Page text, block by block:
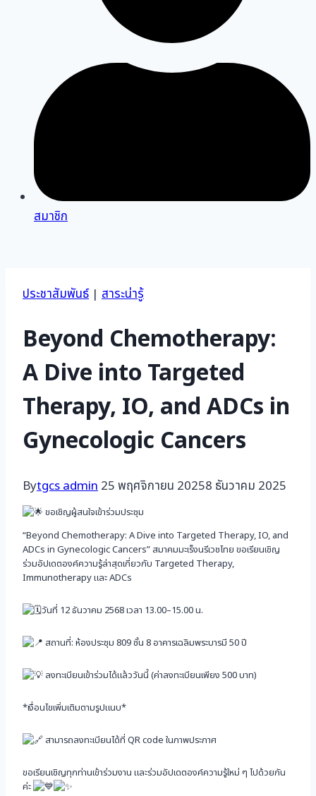
สมาชิก
ประชาสัมพันธ์| สาระน่ารู้
Beyond Chemotherapy:
A Dive into Targeted
Therapy, IO, and ADCs in
Gynecologic Cancers
Bytgcs admin25 พฤศจิกายน 20258 ธันวาคม 2025
ขอเชิญผู้สนใจเข้าร่วมประชุม
“Beyond Chemotherapy: A Dive into Targeted Therapy, IO, and
ADCs in Gynecologic Cancers” สมาคมมะเร็งนรีเวชไทย ขอเรียนเชิญ
ร่วมอัปเดตองค์ความรู้ล่าสุดเกี่ยวกับ Targeted Therapy,
Immunotherapy และ ADCs
วันที่ 12 ธันวาคม 2568 เวลา 13.00–15.00 น.
สถานที่: ห้องประชุม 809 ชั้น 8 อาคารเฉลิมพระบารมี 50 ปี
ลงทะเบียนเข้าร่วมได้แล้ววันนี้ (ค่าลงทะเบียนเพียง 500 บาท)
*เงื่อนไขเพิ่มเติมตามรูปแนบ*
สามารถลงทะเบียนได้ที่ QR code ในภาพประกาศ
ขอเรียนเชิญทุกท่านเข้าร่วมงาน และร่วมอัปเดตองค์ความรู้ใหม่ ๆ ไปด้วยกัน
ค่ะ